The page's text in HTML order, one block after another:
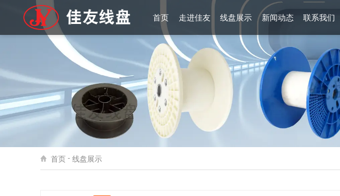
首页 走进佳友
荣誉证书
实景掠影
展会风采
线盘展示
PC系列金属线材线盘
PN系列机用周转线盘
PL系列包装交货线盘
PLP系列纸质包装交货线盘
PLW系列木质周转交货线盘
周边配套产品
新闻动态
佳友新闻
行业新闻
联系我们
电子地图
首页 -线盘展示